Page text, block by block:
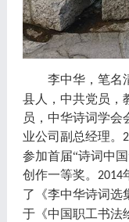
李中华，笔名
县人，中共党员，
员，中华诗词学会
业公司副总经理。
参加首届“诗词中
创作一等奖。 2014
了《李中华诗词选
于《中国职工书法